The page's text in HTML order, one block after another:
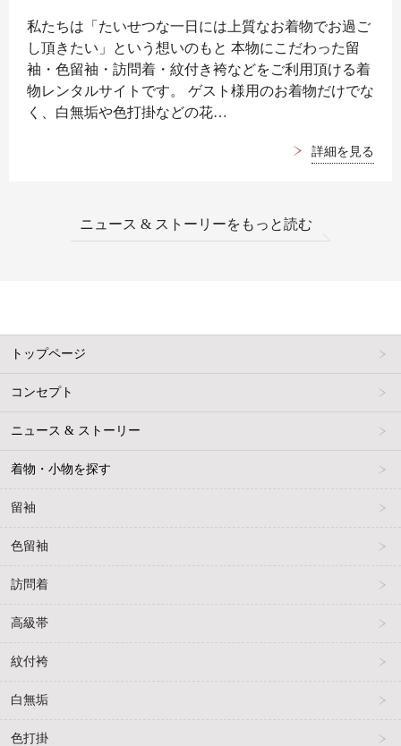
私たちは「たいせつな一日には上質なお着物でお過ご
し頂きたい」という想いのもと 本物にこだわった留
袖・色留袖・訪問着・紋付き袴などをご利用頂ける着
物レンタルサイトです。 ゲスト様用のお着物だけでな
く、白無垢や色打掛などの花…
詳細を見る
ニュース & ストーリーをもっと読む
トップページ
コンセプト
ニュース & ストーリー
着物・小物を探す
留袖
色留袖
訪問着
高級帯
紋付袴
白無垢
色打掛